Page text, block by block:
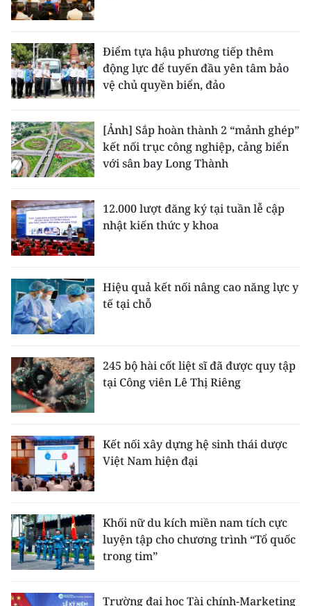
Điểm tựa hậu phương tiếp thêm
động lực để tuyến đầu yên tâm bảo
vệ chủ quyền biển, đảo
[Ảnh] Sắp hoàn thành 2 “mảnh ghép”
kết nối trục công nghiệp, cảng biển
với sân bay Long Thành
12.000 lượt đăng ký tại tuần lễ cập
nhật kiến thức y khoa
Hiệu quả kết nối nâng cao năng lực y
tế tại chỗ
245 bộ hài cốt liệt sĩ đã được quy tập
tại Công viên Lê Thị Riêng
Kết nối xây dựng hệ sinh thái dược
Việt Nam hiện đại
Khối nữ du kích miền nam tích cực
luyện tập cho chương trình “Tổ quốc
trong tim”
Trường đại học Tài chính-Marketing